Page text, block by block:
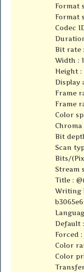
Format
Format
Codec
Bit rate
Width :
Height :
Display
Frame
Frame
Color
Chroma
Bit
Scan
Bits/
Stream
Title :
Writing
b3065e6
Default
Forced :
Color
Color